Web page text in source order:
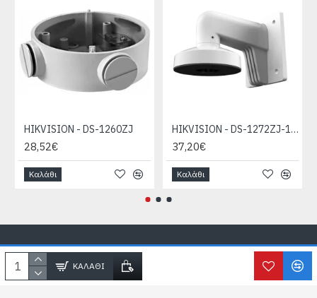
ΚΑΛΆΘΙ
HIKVISION - DS-1260ZJ
28,52€
Καλάθι
HIKVISION - DS-1272ZJ-110-TRS
37,20€
Καλάθι
Copyright © SecureLife.gr2026, All Rights Reserved